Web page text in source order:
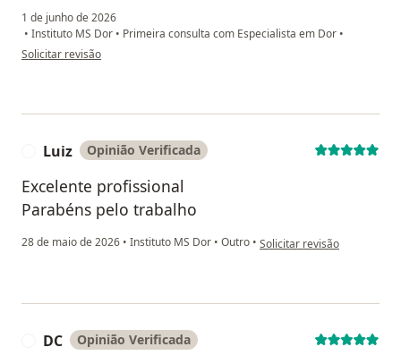
1 de junho de 2026
• Instituto MS Dor • Primeira consulta com Especialista em Dor •
na opinião do utilizador T.
Solicitar revisão
Luiz Opinião Verificada
Excelente profissional
Parabéns pelo trabalho
28 de maio de 2026 • Instituto MS Dor • Outro • na opinião do utilizador Luiz
Solicitar revisão
DC Opinião Verificada